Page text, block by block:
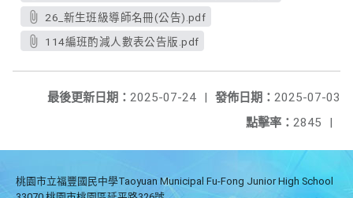
26_新生班級導師名冊(公告).pdf
114編班酌減人數表公告版.pdf
發佈日期： 2025-07-03
最後更新日期： 2025-07-24
|
點擊率： 2845 |
桃園市立福豐國民中學Taoyuan Municipal Fu-Fong Junior High School